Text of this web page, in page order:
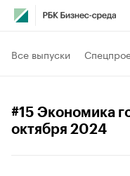
Все выпуски
#15 Экономика
октября 2024